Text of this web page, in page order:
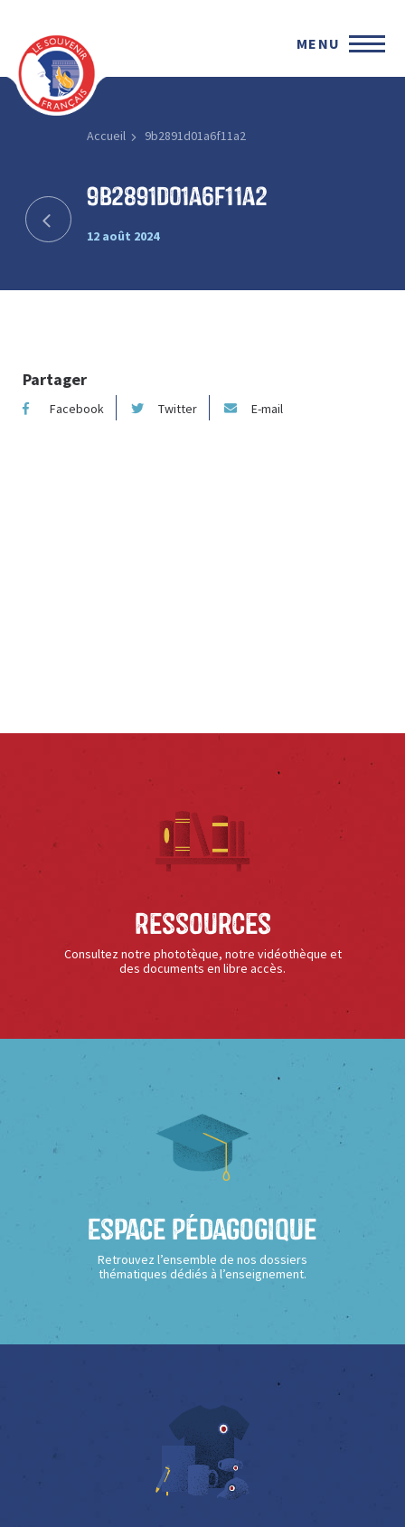
MENU
Accueil 9b2891d01a6f11a2
9b2891d01a6f11a2
12 août 2024
Partager
Facebook Twitter E-mail
Ressources
Consultez notre phototèque, notre vidéothèque et
des documents en libre accès.
Espace Pédagogique
Retrouvez l’ensemble de nos dossiers
thématiques dédiés à l’enseignement.